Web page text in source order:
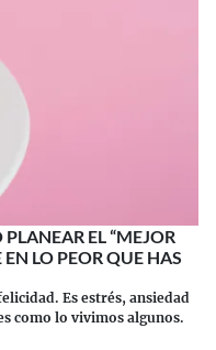
EL “MEJOR
LO PEOR QUE HAS
Es estrés, ansiedad
como lo vivimos algunos.